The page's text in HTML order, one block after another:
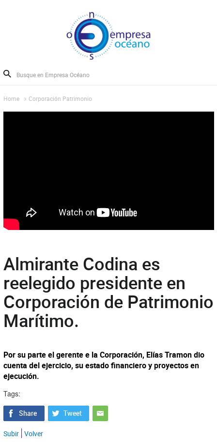
Home Corporación Patrimonio
Almirante Codina es
reelegido presidente en
Corporación de Patrimonio
Marítimo.
Por su parte el gerente e la Corporación, Elías Tramon dio
cuenta del ejercicio, su estado financiero y proyectos en
ejecución.
Tags:
Subir Volver